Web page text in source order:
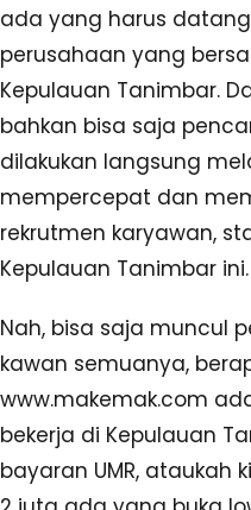
ada yang harus
perusahaan yang
Kepulauan Tanimbar.
bahkan bisa saja
dilakukan langsung
mempercepat dan
rekrutmen karyawan,
Kepulauan Tanimbar ini.
Nah, bisa saja muncul
kawan semuanya,
www.makemak.com
bekerja di Kepulauan
bayaran UMR, ataukah